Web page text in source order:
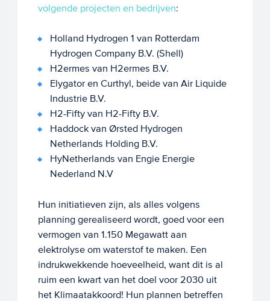
volgende projecten en bedrijven:
Holland Hydrogen 1 van Rotterdam
Hydrogen Company B.V. (Shell)
H2ermes van H2ermes B.V.
Elygator en Curthyl, beide van Air Liquide
Industrie B.V.
H2-Fifty van H2-Fifty B.V.
Haddock van Ørsted Hydrogen
Netherlands Holding B.V.
HyNetherlands van Engie Energie
Nederland N.V
Hun initiatieven zijn, als alles volgens
planning gerealiseerd wordt, goed voor een
vermogen van 1.150 Megawatt aan
elektrolyse om waterstof te maken. Een
indrukwekkende hoeveelheid, want dit is al
ruim een kwart van het doel voor 2030 uit
het Klimaatakkoord! Hun plannen betreffen